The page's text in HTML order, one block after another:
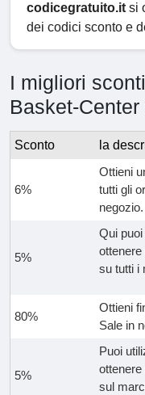
codicegratuito.it si
dei codici sconto e
I migliori
Basket-
Sconto la
6%
Ottieni
tutti gli
negozio.
5%
Qui
ottenere
su tutti i
80%
Ottieni
Sale in
5%
Puoi
ottenere
sul